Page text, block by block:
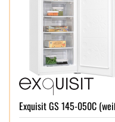
Exquisit GS 145-050C